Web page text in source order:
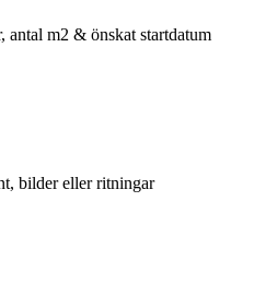
antal m2 & önskat startdatum
bilder eller ritningar